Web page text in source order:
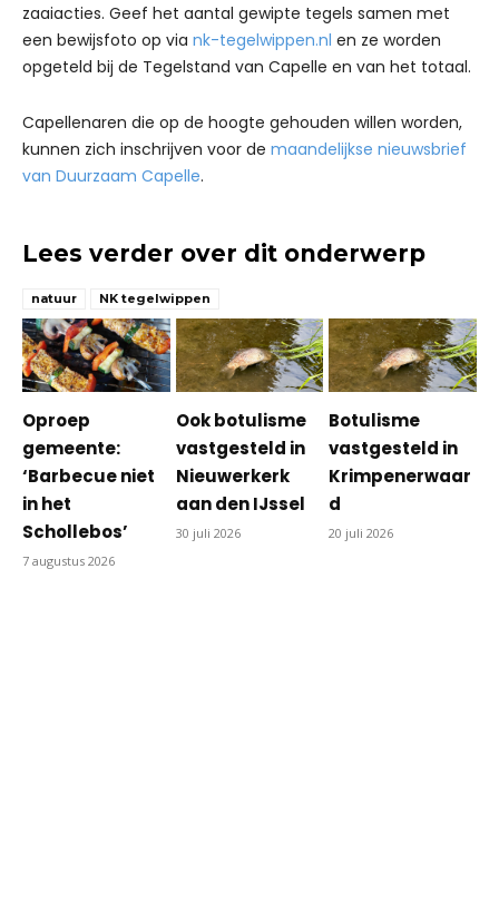
zaaiacties. Geef het aantal gewipte tegels samen met
een bewijsfoto op via nk-tegelwippen.nl en ze worden
opgeteld bij de Tegelstand van Capelle en van het totaal.
Capellenaren die op de hoogte gehouden willen worden,
kunnen zich inschrijven voor de maandelijkse nieuwsbrief
van Duurzaam Capelle.
Lees verder over dit onderwerp
natuur NK tegelwippen
Oproep
gemeente:
‘Barbecue niet
in het
Schollebos’
7 augustus 2026
Ook botulisme
vastgesteld in
Nieuwerkerk
aan den IJssel
30 juli 2026
Botulisme
vastgesteld in
Krimpenerwaar
d
20 juli 2026